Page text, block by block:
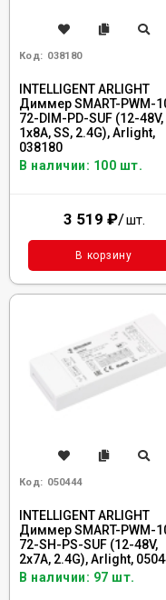
Код: 038180
INTELLIGENT ARLIGHT
Диммер SMART-PWM-
72-DIM-PD-SUF (12-48V,
1x8A, SS, 2.4G), Arlight,
038180
В наличии: 100 шт.
3 519 ₽/шт.
В корзину
Код: 050444
INTELLIGENT ARLIGHT
Диммер SMART-PWM-
72-SH-PS-SUF (12-48V,
2x7A, 2.4G), Arlight,
В наличии: 97 шт.